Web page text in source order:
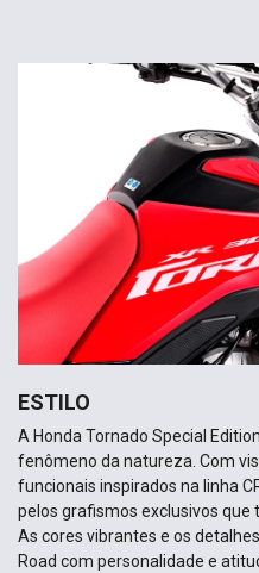
ESTILO
A Honda Tornado Special
fenômeno da natureza. Com
funcionais inspirados na linha
pelos grafismos exclusivos
As cores vibrantes e os
Road com personalidade e